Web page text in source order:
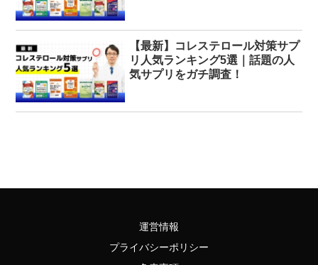
【最新】コレステロール対策サプ
リ人気ランキング5選｜話題の人
気サプリをガチ調査！
運営情報
プライバシーポリシー